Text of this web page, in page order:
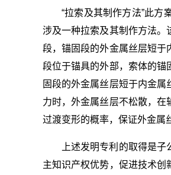
“拉索及其制作方法”此方
涉及一种拉索及其制作方法。
段，锚固段的外金属丝层短于
段位于锚具的外部，索体的锚
固段的外金属丝层短于内金
力时，外金属丝层不松散，
过渡变形的概率，保证外金属
上述发明专利的取得是
主知识产权优势，促进技术